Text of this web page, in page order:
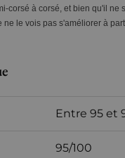
corsé à corsé, et bien qu'il ne
ne le vois pas s'améliorer à
Entre 95 et
95/100